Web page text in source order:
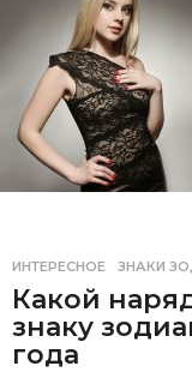
ИНТЕРЕСНОЕ ЗНАКИ
Какой
знаку
года